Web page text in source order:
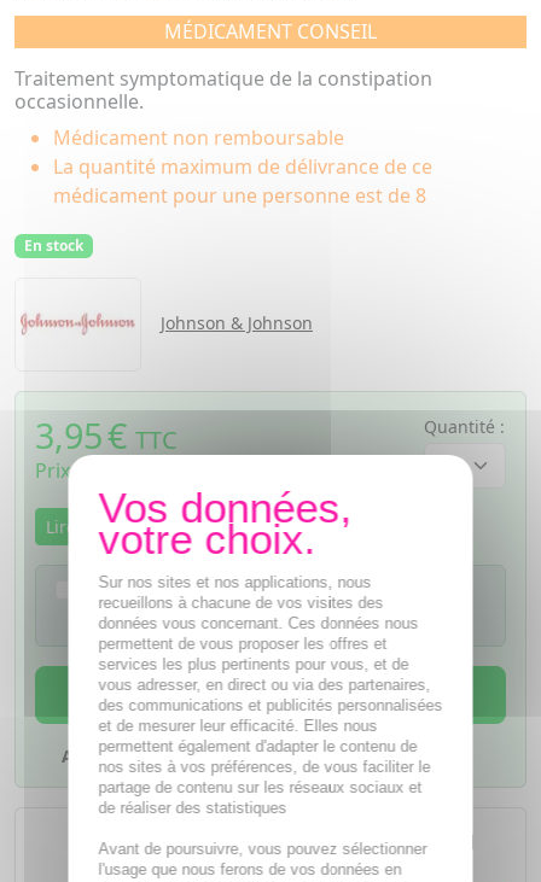
MÉDICAMENT CONSEIL
Traitement symptomatique de la constipation
occasionnelle.
Médicament non remboursable
La quantité maximum de délivrance de ce
médicament pour une personne est de 8
En stock
Johnson & Johnson
3,95€ TTC
Prix de vente au public fixé librement
Quantité :
Lire la notice
Je confirme avoir lu la notice de ce
médicament
AJOUTER AU PANIER
Ajouter à mes favoris
L'achat d'un médicament sans
ordonnance nécessite le conseil
d'unpharmacien
Sur nos sites et nos applications, nous
recueillons à chacune de vos visites des
données vous concernant. Ces données nous
permettent de vous proposer les offres et
services les plus pertinents pour vous, et de
vous adresser, en direct ou via des partenaires,
des communications et publicités personnalisées
et de mesurer leur efficacité. Elles nous
permettent également d'adapter le contenu de
nos sites à vos préférences, de vous faciliter le
partage de contenu sur les réseaux sociaux et
de réaliser des statistiques
Avant de poursuivre, vous pouvez sélectionner
l'usage que nous ferons de vos données en